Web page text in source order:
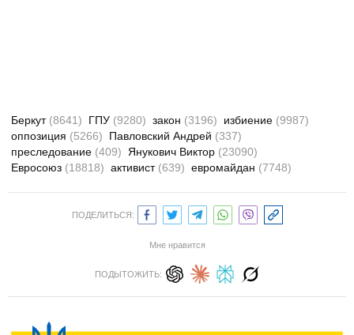
Беркут (8641) ГПУ (9280) закон (3196) избиение (9987)
оппозиция (5266) Павловский Андрей (337)
преследование (409) Янукович Виктор (23090)
Евросоюз (18818) активист (639) евромайдан (7748)
ПОДЕЛИТЬСЯ:
Мне нравится
ПОДЫТОЖИТЬ: